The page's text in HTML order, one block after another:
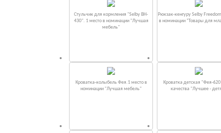
Стульчик для кормления "Selby BH-
430". 1 место в номинации "Лучшая
мебель"
Рюкзак-кенгуру Selby
в номинации “Товары для
Кроватка-колыбель Фея.1 место в
номинации "Лучшая мебель"
Кроватка детская "Фея-
качества "Лучшее -